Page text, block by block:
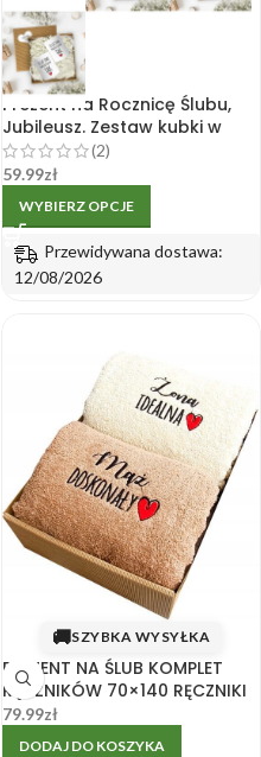
Prezent na Rocznicę Ślubu,
Jubileusz. Zestaw kubki w
pudełku.
(2)
59.99zł
WYBIERZ OPCJE
Przewidywana dostawa:
12/08/2026
🚚SZYBKA WYSYŁKA
PREZENT NA ŚLUB KOMPLET
RĘCZNIKÓW 70×140 RĘCZNIKI
79.99zł
DODAJ DO KOSZYKA